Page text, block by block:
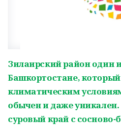
Зилаирский район один
Башкортостане,
климатическим
обычен и даже
суровый край с